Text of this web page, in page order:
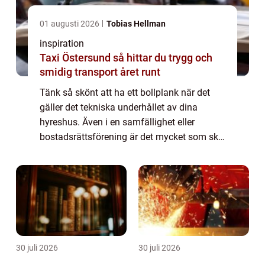
01 augusti 2026 Tobias Hellman
inspiration
Taxi Östersund så hittar du trygg och
smidig transport året runt
Tänk så skönt att ha ett bollplank när det
gäller det tekniska underhållet av dina
hyreshus. Även i en samfällighet eller
bostadsrättsförening är det mycket som ska
ägaren. Ekonomin kan ibland vara anst...
30 juli 2026 30 juli 2026